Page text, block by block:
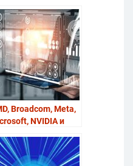
най-бързите?
Broadcom, Meta,
NVIDIA и
за